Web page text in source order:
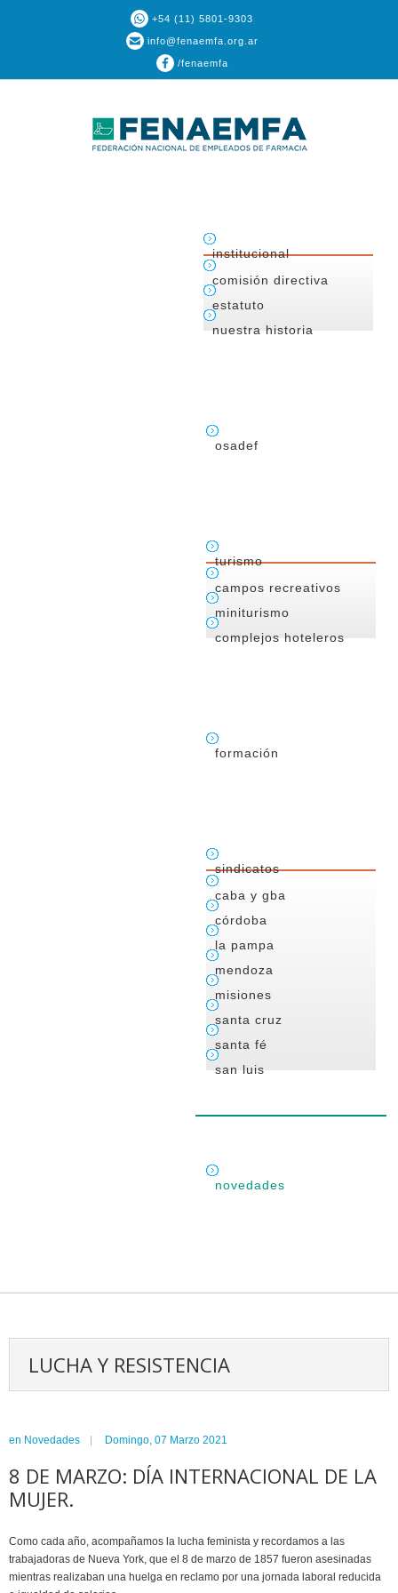
+54 (11) 5801-9303
info@fenaemfa.org.ar
/fenaemfa
institucional
comisión directiva
estatuto
nuestra historia
osadef
turismo
campos recreativos
miniturismo
complejos hoteleros
formación
sindicatos
caba y gba
córdoba
la pampa
mendoza
misiones
santa cruz
santa fé
san luis
novedades
LUCHA Y RESISTENCIA
en Novedades Domingo, 07 Marzo 2021
8 DE MARZO: DÍA INTERNACIONAL DE LA
MUJER.
Como cada año, acompañamos la lucha feminista y recordamos a las
trabajadoras de Nueva York, que el 8 de marzo de 1857 fueron asesinadas
mientras realizaban una huelga en reclamo por una jornada laboral reducida